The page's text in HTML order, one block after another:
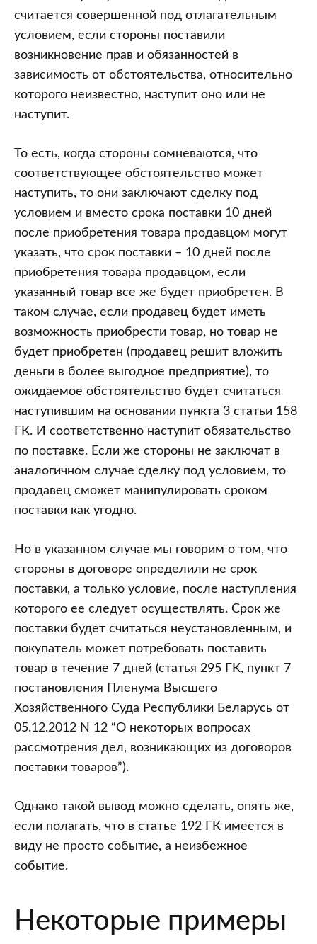
считается совершенной под отлагательным
условием, если стороны поставили
возникновение прав и обязанностей в
зависимость от обстоятельства, относительно
которого неизвестно, наступит оно или не
наступит.
То есть, когда стороны сомневаются, что
соответствующее обстоятельство может
наступить, то они заключают сделку под
условием и вместо срока поставки 10 дней
после приобретения товара продавцом могут
указать, что срок поставки – 10 дней после
приобретения товара продавцом, если
указанный товар все же будет приобретен. В
таком случае, если продавец будет иметь
возможность приобрести товар, но товар не
будет приобретен (продавец решит вложить
деньги в более выгодное предприятие), то
ожидаемое обстоятельство будет считаться
наступившим на основании пункта 3 статьи 158
ГК. И соответственно наступит обязательство
по поставке. Если же стороны не заключат в
аналогичном случае сделку под условием, то
продавец сможет манипулировать сроком
поставки как угодно.
Но в указанном случае мы говорим о том, что
стороны в договоре определили не срок
поставки, а только условие, после наступления
которого ее следует осуществлять. Срок же
поставки будет считаться неустановленным, и
покупатель может потребовать поставить
товар в течение 7 дней (статья 295 ГК, пункт 7
постановления Пленума Высшего
Хозяйственного Суда Республики Беларусь от
05.12.2012 N 12 “О некоторых вопросах
рассмотрения дел, возникающих из договоров
поставки товаров”).
Однако такой вывод можно сделать, опять же,
если полагать, что в статье 192 ГК имеется в
виду не просто событие, а неизбежное
событие.
Некоторые примеры